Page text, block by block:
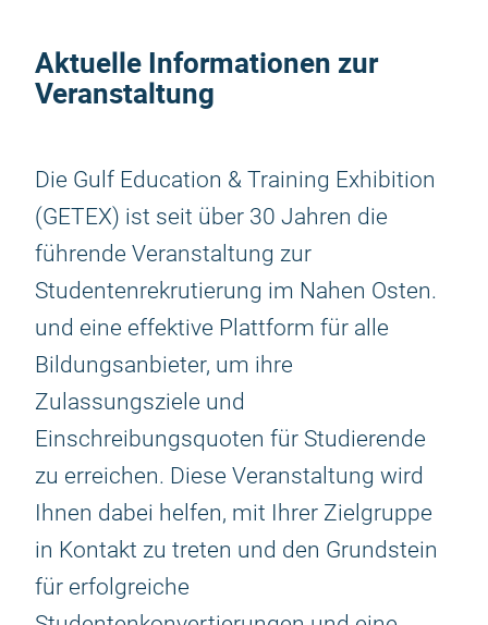
Aktuelle Informationen zur
Veranstaltung
Die Gulf Education & Training Exhibition
(GETEX) ist seit über 30 Jahren die
führende Veranstaltung zur
Studentenrekrutierung im Nahen Osten.
und eine effektive Plattform für alle
Bildungsanbieter, um ihre
Zulassungsziele und
Einschreibungsquoten für Studierende
zu erreichen. Diese Veranstaltung wird
Ihnen dabei helfen, mit Ihrer Zielgruppe
in Kontakt zu treten und den Grundstein
für erfolgreiche